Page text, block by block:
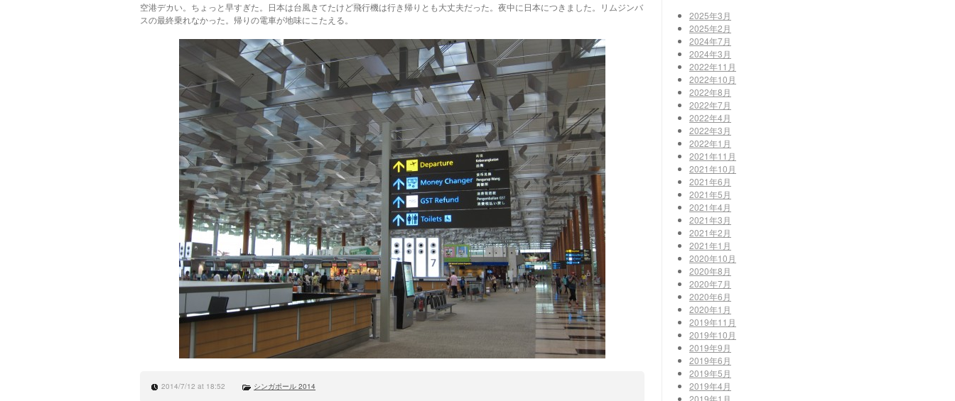
空港デカい。ちょっと早すぎた。日本は台風きてたけど飛行機は行き帰りとも大丈夫だった。夜中に日本につきました。リムジンバ
スの最終乗れなかった。帰りの電車が地味にこたえる。
2014/7/12 at 18:52 シンガポール 2014
2025年3月
2025年2月
2024年7月
2024年3月
2022年11月
2022年10月
2022年8月
2022年7月
2022年4月
2022年3月
2022年1月
2021年11月
2021年10月
2021年6月
2021年5月
2021年4月
2021年3月
2021年2月
2021年1月
2020年10月
2020年8月
2020年7月
2020年6月
2020年1月
2019年11月
2019年10月
2019年9月
2019年6月
2019年5月
2019年4月
2019年1月